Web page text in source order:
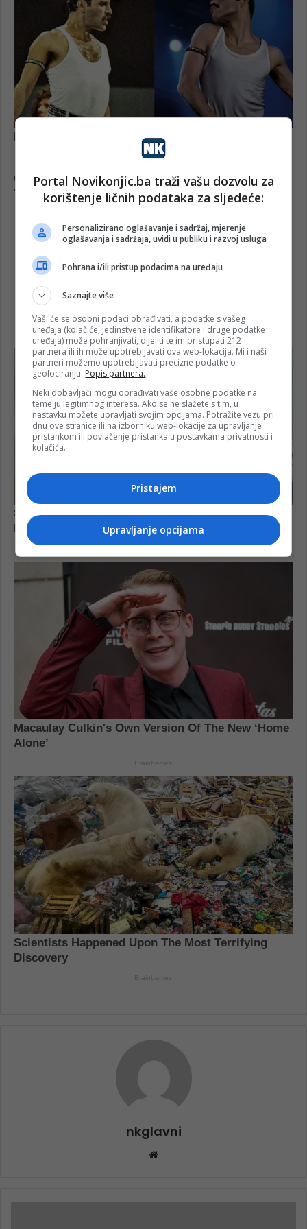
nkglavni
Portal Novikonjic.ba traži vašu dozvolu za
korištenje ličnih podataka za sljedeće:
Personalizirano oglašavanje i sadržaj, mjerenje
oglašavanja i sadržaja, uvidi u publiku i razvoj usluga
Pohrana i/ili pristup podacima na uređaju
Saznajte više
Vaši će se osobni podaci obrađivati, a podatke s vašeg
uređaja (kolačiće, jedinstvene identifikatore i druge podatke
uređaja) može pohranjivati, dijeliti te im pristupati 212
partnera ili ih može upotrebljavati ova web-lokacija. Mi i naši
partneri možemo upotrebljavati precizne podatke o
geolociranju. Popis partnera.
Neki dobavljači mogu obrađivati vaše osobne podatke na
temelju legitimnog interesa. Ako se ne slažete s tim, u
nastavku možete upravljati svojim opcijama. Potražite vezu pri
dnu ove stranice ili na izborniku web-lokacije za upravljanje
pristankom ili povlačenje pristanka u postavkama privatnosti i
kolačića.
Pristajem
Upravljanje opcijama